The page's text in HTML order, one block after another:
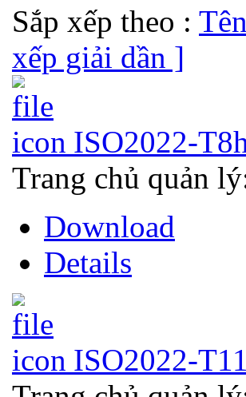
Sắp xếp theo :
xếp giải dần ]
ISO2022-T8
Trang chủ quản
Download
Details
ISO2022-T11